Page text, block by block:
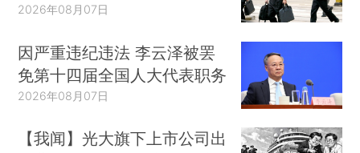
2026年08月07日
因严重违纪违法 李云泽被罢
免第十四届全国人大代表职务
2026年08月07日
【我闻】光大旗下上市公司出